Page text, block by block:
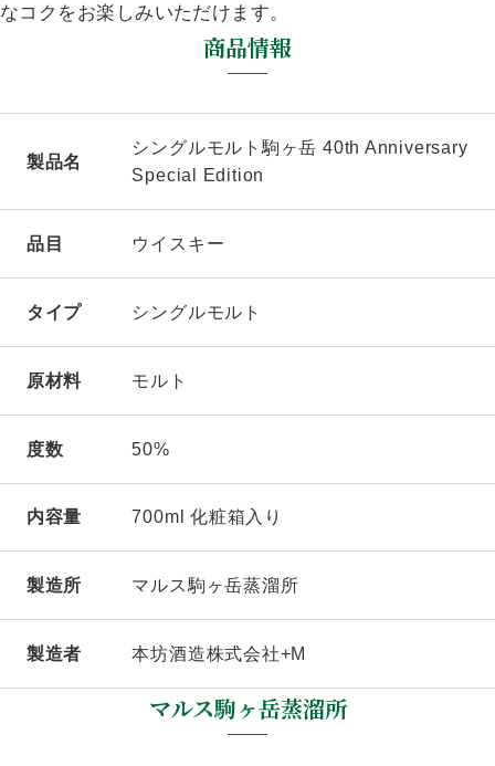
なコクをお楽しみいただけます。
商品情報
製品名
シングルモルト駒ヶ岳 40th Anniversary
Special Edition
品目 ウイスキー
タイプ シングルモルト
原材料 モルト
度数 50%
内容量 700ml 化粧箱入り
製造所 マルス駒ヶ岳蒸溜所
製造者 本坊酒造株式会社+M
マルス駒ヶ岳蒸溜所